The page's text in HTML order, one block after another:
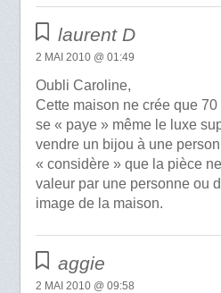
laurent D
2 MAI 2010 @ 01:49
Oubli Caroline,
Cette maison ne crée que
se « paye » même le luxe
vendre un bijou à une
« considère » que la pièce
valeur par une personne ou
image de la maison.
aggie
2 MAI 2010 @ 09:58